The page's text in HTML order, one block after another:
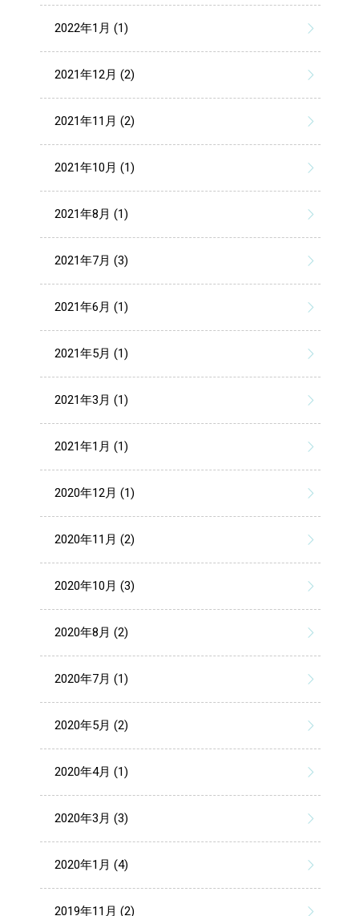
2022年1月 (1)
2021年12月 (2)
2021年11月 (2)
2021年10月 (1)
2021年8月 (1)
2021年7月 (3)
2021年6月 (1)
2021年5月 (1)
2021年3月 (1)
2021年1月 (1)
2020年12月 (1)
2020年11月 (2)
2020年10月 (3)
2020年8月 (2)
2020年7月 (1)
2020年5月 (2)
2020年4月 (1)
2020年3月 (3)
2020年1月 (4)
2019年11月 (2)